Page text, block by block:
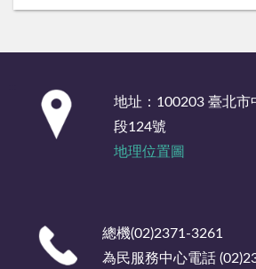
地址：100203 臺北市
段124號
地理位置圖
總機(02)2371-3261
為民服務中心電話